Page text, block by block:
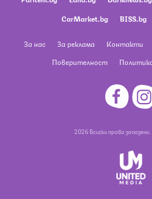
CarMarket.bg
BISS.bg
За нас За реклама Контакти
Поверителност
2026 Всички права запазени.